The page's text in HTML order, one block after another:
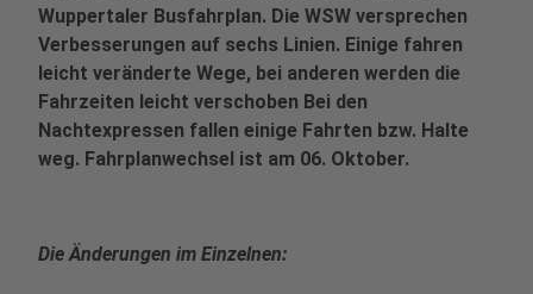
Wuppertaler Busfahrplan. Die WSW versprechen
Verbesserungen auf sechs Linien. Einige fahren
leicht veränderte Wege, bei anderen werden die
Fahrzeiten leicht verschoben Bei den
Nachtexpressen fallen einige Fahrten bzw. Halte
weg. Fahrplanwechsel ist am 06. Oktober.
Die Änderungen im Einzelnen: